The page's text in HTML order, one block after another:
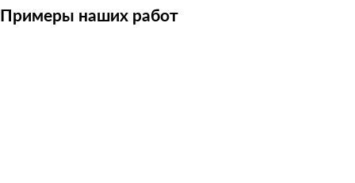
Примеры наших работ